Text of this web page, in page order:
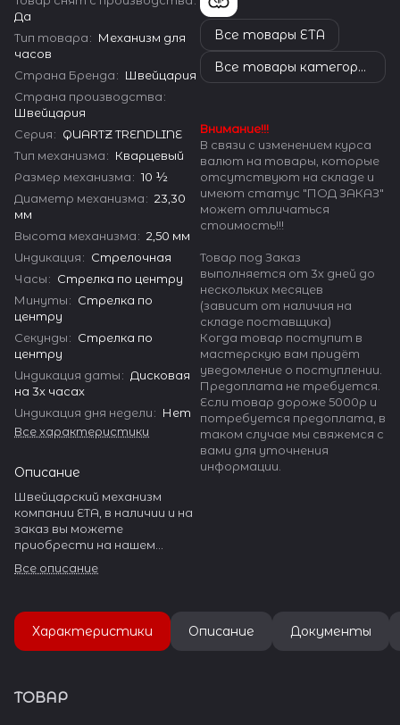
Да
Тип товара: Механизм для
часов
Страна Бренда: Швейцария
Страна производства:
Швейцария
Серия: QUARTZ TRENDLINE
Тип механизма: Кварцевый
Размер механизма: 10 ½
Диаметр механизма: 23,30
мм
Высота механизма: 2,50 мм
Индикация: Стрелочная
Часы: Стрелка по центру
Минуты: Стрелка по
центру
Секунды: Стрелка по
центру
Индикация даты: Дисковая
на 3х часах
Индикация дня недели: Нет
Все характеристики
Описание
Швейцарский механизм
компании ETA, в наличии и на
заказ вы можете
приобрести на нашем
огромное количество
Она занимает более 50% в
производстве механизмов
15 фабрик ETA находится в
Все описание
Все товары ETA
Все товары категории
Внимание!!!
В связи с изменением курса
валют на товары, которые
отсутствуют на складе и
имеют статус "ПОД ЗАКАЗ"
может отличаться
стоимость!!!
Товар под Заказ
выполняется от 3х дней до
нескольких месяцев
(зависит от наличия на
складе поставщика)
Когда товар поступит в
мастерскую вам придёт
уведомление о поступлении.
Предоплата не требуется.
Если товар дороже 5000р и
потребуется предоплата, в
таком случае мы свяжемся с
вами для уточнения
информации.
Характеристики Описание Документы
ТОВАР